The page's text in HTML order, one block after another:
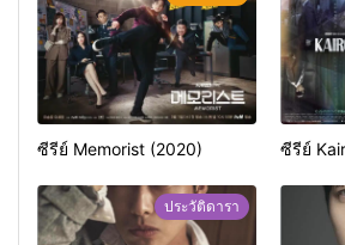
ซีรีย์ Memorist (2020) ซีรีย์
ประวัติดารา